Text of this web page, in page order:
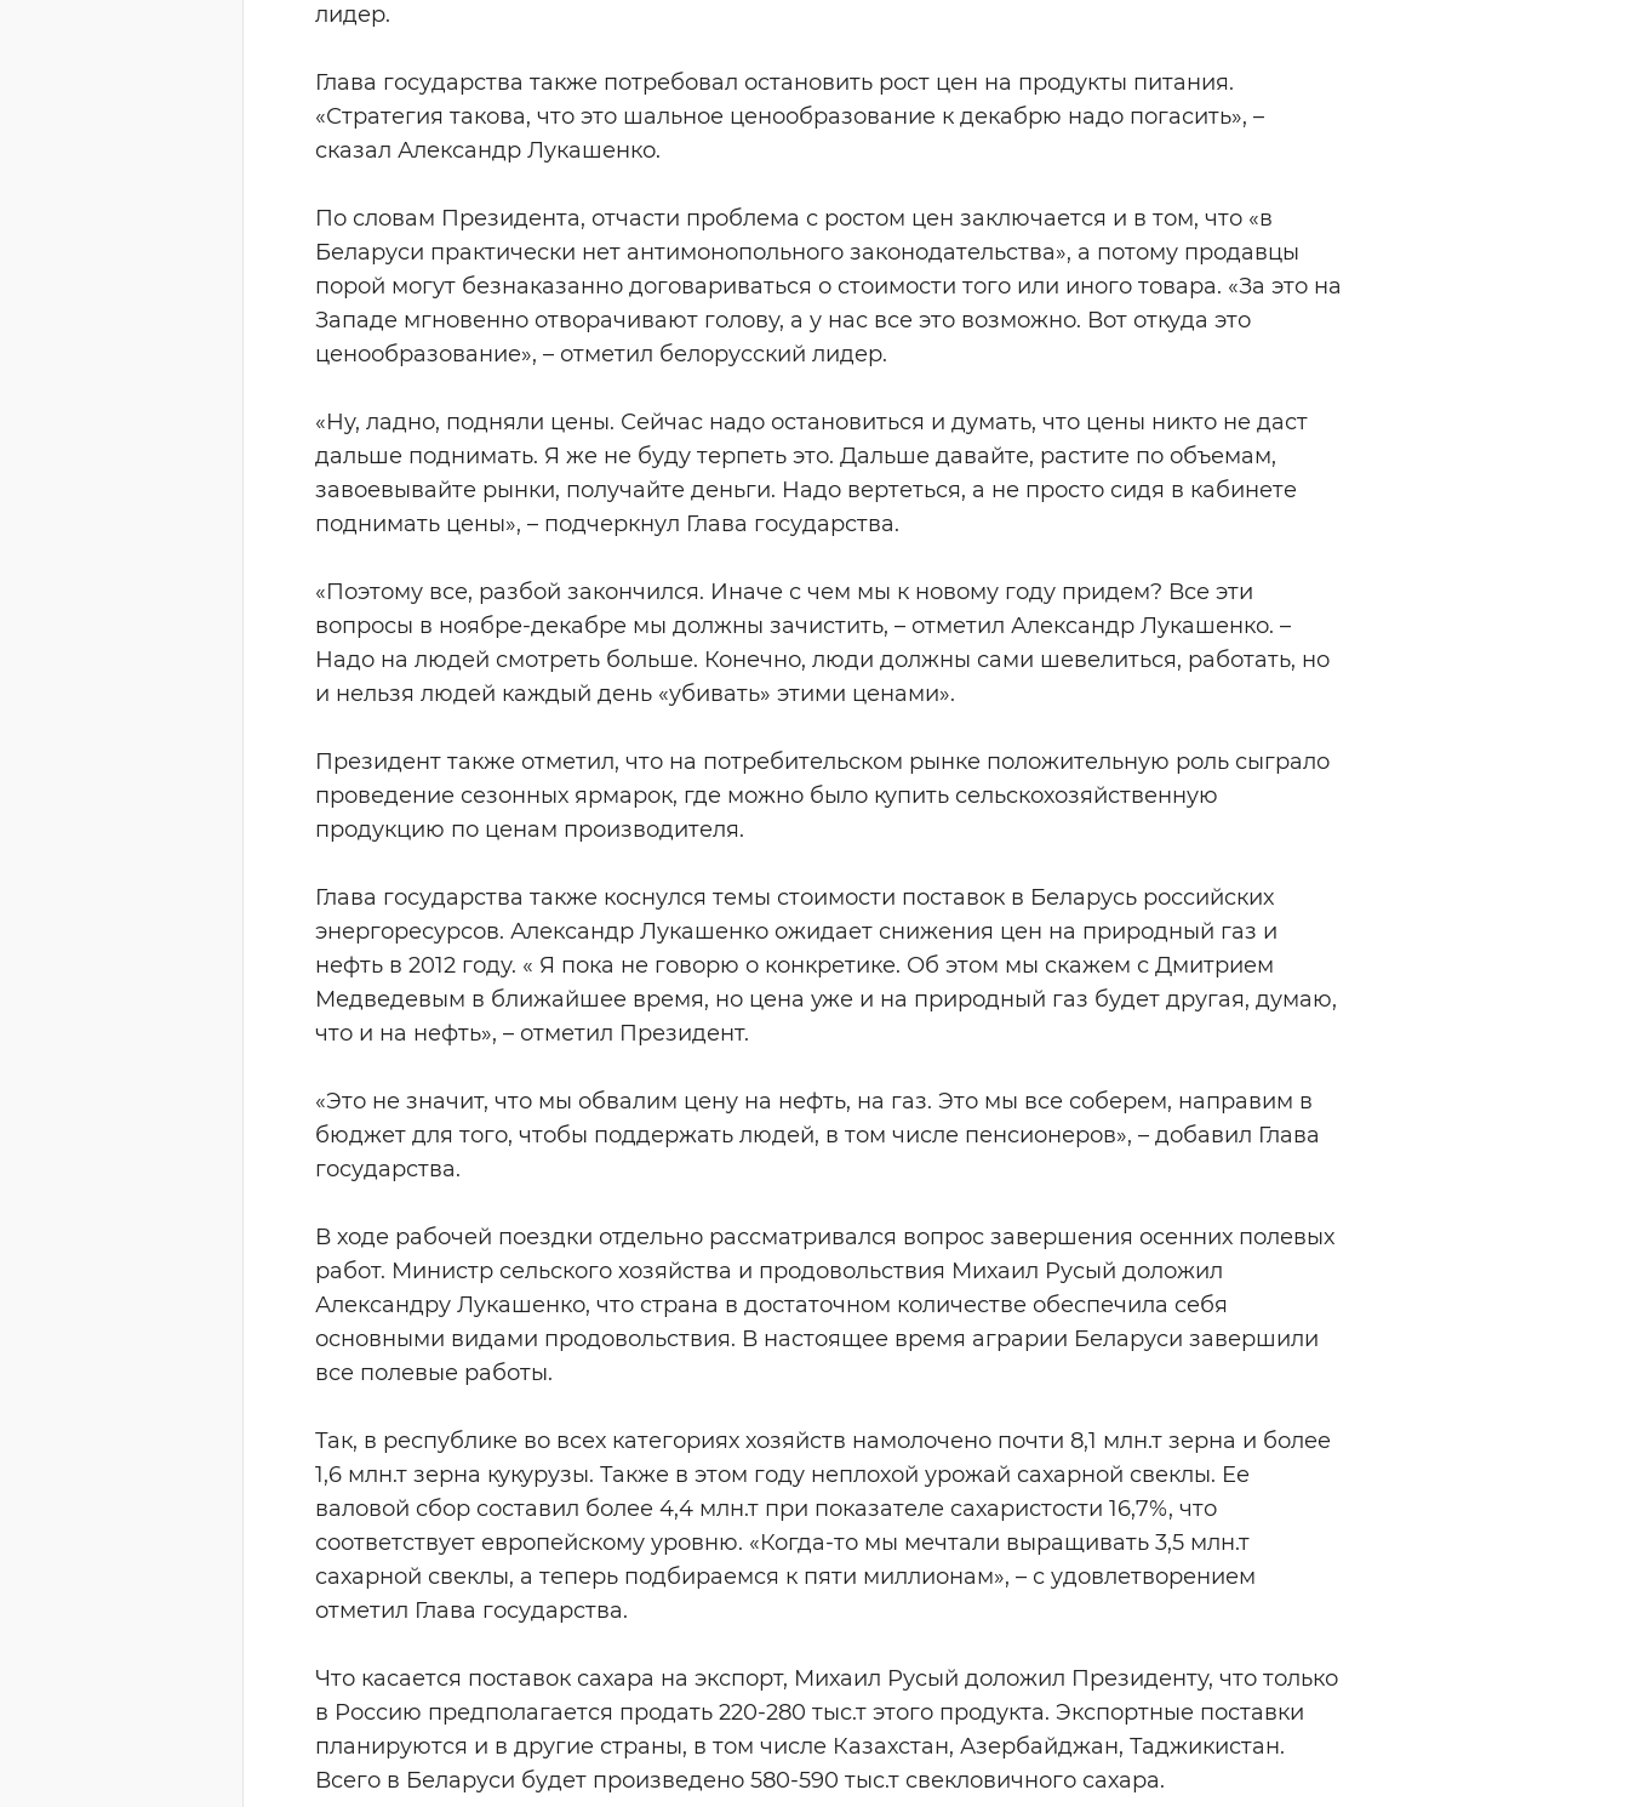
лидер.
Глава государства также потребовал остановить рост цен на продукты питания.
«Стратегия такова, что это шальное ценообразование к декабрю надо погасить», –
сказал Александр Лукашенко.
По словам Президента, отчасти проблема с ростом цен заключается и в том, что «в
Беларуси практически нет антимонопольного законодательства», а потому продавцы
порой могут безнаказанно договариваться о стоимости того или иного товара. «За это на
Западе мгновенно отворачивают голову, а у нас все это возможно. Вот откуда это
ценообразование», – отметил белорусский лидер.
«Ну, ладно, подняли цены. Сейчас надо остановиться и думать, что цены никто не даст
дальше поднимать. Я же не буду терпеть это. Дальше давайте, растите по объемам,
завоевывайте рынки, получайте деньги. Надо вертеться, а не просто сидя в кабинете
поднимать цены», – подчеркнул Глава государства.
«Поэтому все, разбой закончился. Иначе с чем мы к новому году придем? Все эти
вопросы в ноябре-декабре мы должны зачистить, – отметил Александр Лукашенко. –
Надо на людей смотреть больше. Конечно, люди должны сами шевелиться, работать, но
и нельзя людей каждый день «убивать» этими ценами».
Президент также отметил, что на потребительском рынке положительную роль сыграло
проведение сезонных ярмарок, где можно было купить сельскохозяйственную
продукцию по ценам производителя.
Глава государства также коснулся темы стоимости поставок в Беларусь российских
энергоресурсов. Александр Лукашенко ожидает снижения цен на природный газ и
нефть в 2012 году. « Я пока не говорю о конкретике. Об этом мы скажем с Дмитрием
Медведевым в ближайшее время, но цена уже и на природный газ будет другая, думаю,
что и на нефть», – отметил Президент.
«Это не значит, что мы обвалим цену на нефть, на газ. Это мы все соберем, направим в
бюджет для того, чтобы поддержать людей, в том числе пенсионеров», – добавил Глава
государства.
В ходе рабочей поездки отдельно рассматривался вопрос завершения осенних полевых
работ. Министр сельского хозяйства и продовольствия Михаил Русый доложил
Александру Лукашенко, что страна в достаточном количестве обеспечила себя
основными видами продовольствия. В настоящее время аграрии Беларуси завершили
все полевые работы.
Так, в республике во всех категориях хозяйств намолочено почти 8,1 млн.т зерна и более
1,6 млн.т зерна кукурузы. Также в этом году неплохой урожай сахарной свеклы. Ее
валовой сбор составил более 4,4 млн.т при показателе сахаристости 16,7%, что
соответствует европейскому уровню. «Когда-то мы мечтали выращивать 3,5 млн.т
сахарной свеклы, а теперь подбираемся к пяти миллионам», – с удовлетворением
отметил Глава государства.
Что касается поставок сахара на экспорт, Михаил Русый доложил Президенту, что только
в Россию предполагается продать 220-280 тыс.т этого продукта. Экспортные поставки
планируются и в другие страны, в том числе Казахстан, Азербайджан, Таджикистан.
Всего в Беларуси будет произведено 580-590 тыс.т свекловичного сахара.